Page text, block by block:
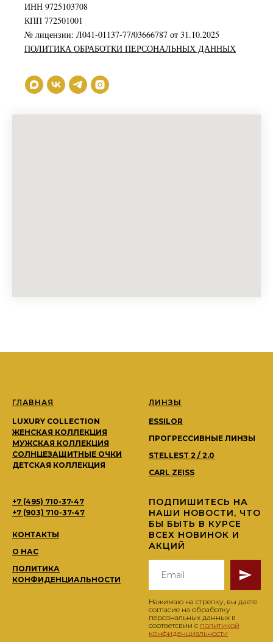
ИНН 9725103708
КПП 772501001
№ лицензии: Л041-01137-77/03666787 от 31.10.2025
ПОЛИТИКА ОБРАБОТКИ ПЕРСОНАЛЬНЫХ ДАННЫХ
ГЛАВНАЯ
LUXURY COLLECTION
ЖЕНСКАЯ КОЛЛЕКЦИЯ
МУЖСКАЯ КОЛЛЕКЦИЯ
СОЛНЦЕЗАЩИТНЫЕ ОЧКИ
ДЕТСКАЯ КОЛЛЕКЦИЯ
ЛИНЗЫ
ESSILOR
ПРОГРЕССИВНЫЕ ЛИНЗЫ
STELLEST 2 / 2.0
CARL ZEISS
+7 (495) 710-37-47
+7 (903) 710-37-47
КОНТАКТЫ
О НАС
ПОЛИТИКА
КОНФИДЕНЦИАЛЬНОСТИ
ПОДПИШИТЕСЬ НА
НАШИ НОВОСТИ, ЧТО
БЫ БЫТЬ В КУРСЕ
ВСЕХ НОВИНОК И
АКЦИЙ
Нажимаю на стрелку, вы даете
согласие на обработку
персональных данных в
соответсвии с политикой
конфиденциальности